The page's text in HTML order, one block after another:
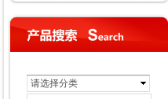
请选择分类